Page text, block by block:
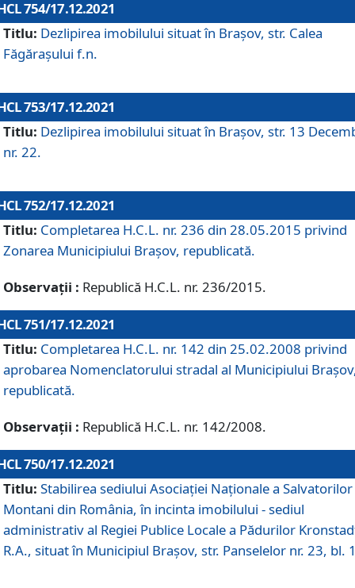
754/17.12.2021
Titlu: Dezlipirea imobilului situat în Brașov, str. Calea
Făgărașului f.n.
753/17.12.2021
Titlu: Dezlipirea imobilului situat în Brașov, str. 13
nr. 22.
752/17.12.2021
Titlu: Completarea H.C.L. nr. 236 din 28.05.2015 privind
Zonarea Municipiului Braşov, republicată.
Observații : Republică H.C.L. nr. 236/2015.
751/17.12.2021
Titlu: Completarea H.C.L. nr. 142 din 25.02.2008 privind
aprobarea Nomenclatorului stradal al Municipiului
republicată.
Observații : Republică H.C.L. nr. 142/2008.
750/17.12.2021
Titlu: Stabilirea sediului Asociației Naționale a Salvatorilor
Montani din România, în incinta imobilului - sediul
administrativ al Regiei Publice Locale a Pădurilor
R.A., situat în Municipiul Braşov, str. Panselelor nr. 23, bl.